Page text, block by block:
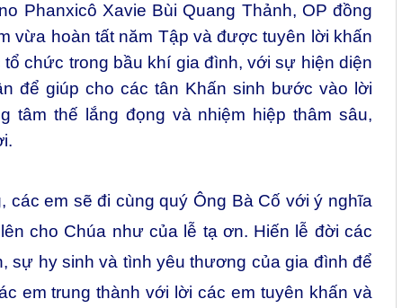
Phanxicô Xavie Bùi Quang Thảnh, OP đồng
vừa hoàn tất năm Tập và được tuyên lời khấn
chức trong bầu khí gia đình, với sự hiện diện
để giúp cho các tân Khấn sinh bước vào lời
tâm thế lắng đọng và nhiệm hiệp thâm sâu,
em sẽ đi cùng quý Ông Bà Cố với ý nghĩa
cho Chúa như của lễ tạ ơn. Hiến lễ đời các
sự hy sinh và tình yêu thương của gia đình để
em trung thành với lời các em tuyên khấn và